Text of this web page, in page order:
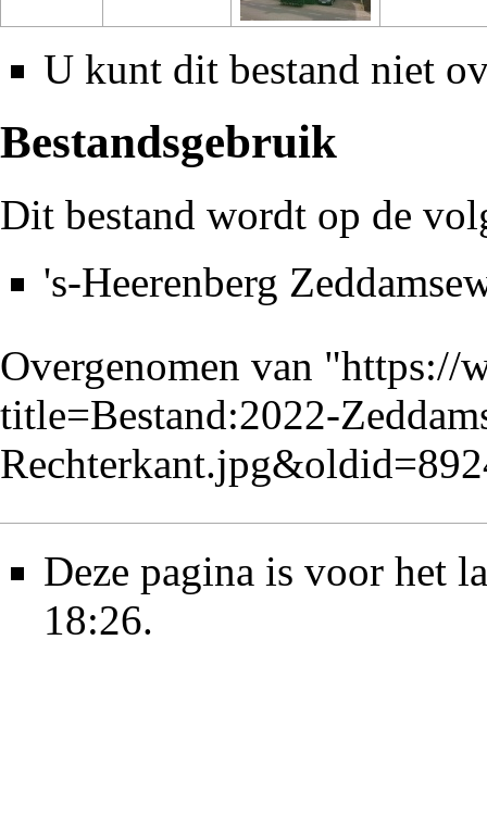
U kunt dit bestand niet
Bestandsgebruik
Dit bestand wordt op de
's-Heerenberg
Overgenomen van "https://
title=Bestand:2022-
Deze pagina is voor het
18:26.